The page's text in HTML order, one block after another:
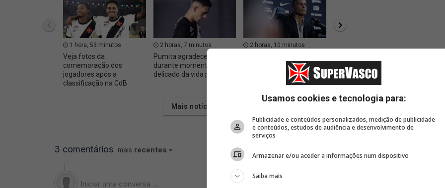
1 hora, 53 minutos
Veja fotos da
comemoração dos
jogadores após a
classificação na CdB
2 horas, 7 minutos
Pumita agradece apoio
durante momento
delicado da vida pessoal
2 horas, 10 minutos
sobre vitória: 'É um
mérito dos jogadores'
vídeo
Mais notícias
Usamos cookies e tecnologia para:
Publicidade e conteúdos personalizados, medição de publicidade
e conteúdos, estudos de audiência e desenvolvimento de
serviços
Armazenar e/ou aceder a informações num dispositivo
Saiba mais